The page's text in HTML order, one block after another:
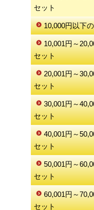
セット
10,000円以下
10,001円～
セット
20,001円～
セット
30,001円～
セット
40,001円～
セット
50,001円～
セット
60,001円～
セット